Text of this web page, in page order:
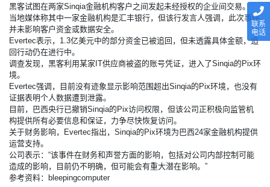
黑客试图在两家Sinqia金融机构客户之间发起未经授权的企业间交易。
当地媒体称其中一家金融机构是汇丰银行，但该行发言人强调，此次事件
并未影响客户资金或数据安全。
Evertec表示，1.3亿美元中的部分资金已被追回，但未透露具体金额，追
回行动仍在进行中。
调查发现，黑客利用某家IT供应商被盗的账号凭证，进入了Sinqia的Pix环
境。
Evertec强调，目前没有迹象显示影响范围超出Sinqia的Pix环境，也没有
证据表明个人数据遭到泄露。
目前，巴西央行已撤销Sinqia的Pix访问权限，但该公司正积极向监管机
构提供所有必要信息和保证，力争尽快恢复访问。
关于财务影响，Evertec指出，Sinqia的Pix环境为巴西24家金融机构提供
运营支持。
公司表示：“该事件在财务和声誉方面的影响，包括对公司内部控制可能
造成的影响，目前仍不明确，但可能会有重大潜在影响。”
参考资料：bleepingcomputer
联系
电话